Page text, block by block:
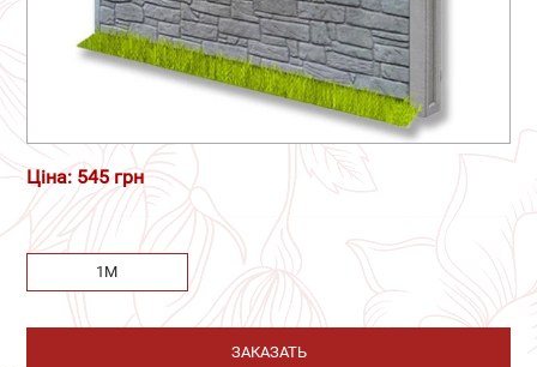
Ціна: 545 грн
1М
ЗАКАЗАТЬ